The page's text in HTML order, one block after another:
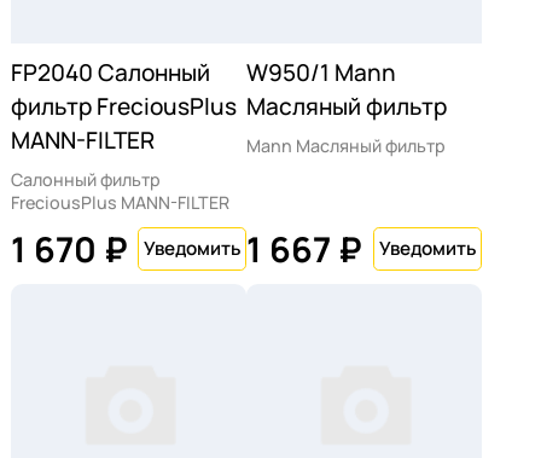
FP2040 Салонный
фильтр FreciousPlus
MANN-FILTER
Салонный фильтр
FreciousPlus MANN-FILTER
1 670 ₽
W950/1 Mann
Масляный фильтр
Mann Масляный фильтр
1 667 ₽